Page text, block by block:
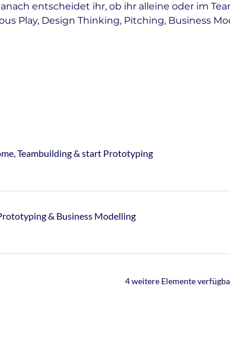
entscheidet ihr, ob ihr alleine oder im
Play, Design Thinking, Pitching, Business
Teambuilding & start Prototyping
& Business Modelling
4 weitere Elemente